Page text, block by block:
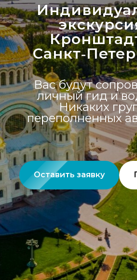
Вас будут
личный гид и
Никаких
переполненных
Оставить заявку